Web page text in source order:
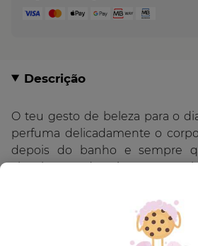
Descrição
O teu gesto de beleza para o
perfuma delicadamente o
depois do banho e sempre
álcool 100% de origem
CONSELHOS UTILIZAÇÃO:
Pulveriza a bruma no corpo e